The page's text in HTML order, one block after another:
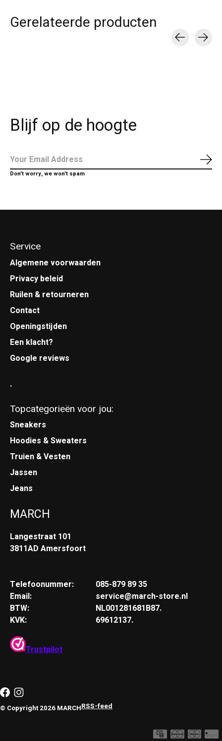
Gerelateerde producten
Blijf op de hoogte
Don’t worry, we won’t spam
Service
Algemene voorwaarden
Privacy beleid
Ruilen & retourneren
Contact
Openingstijden
Een klacht?
Google reviews
.
Topcategorieën voor jou:
Sneakers
Hoodies & Sweaters
Truien & Vesten
Jassen
Jeans
MARCH
Langestraat 101
3811AD Amersfoort
Telefoonummer:
Email:
BTW:
KVK:
085-879 89 35
service@march-store.nl
NL001281681B87.
69612137.
Trustpilot
© Copyright 2026 MARCHRSS-feed